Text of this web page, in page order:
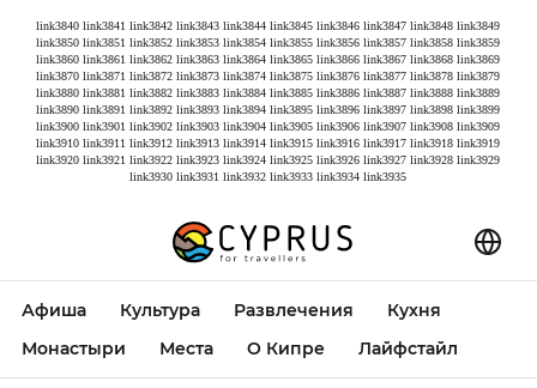
link3840 link3841 link3842 link3843 link3844 link3845 link3846 link3847 link3848 link3849
link3850 link3851 link3852 link3853 link3854 link3855 link3856 link3857 link3858 link3859
link3860 link3861 link3862 link3863 link3864 link3865 link3866 link3867 link3868 link3869
link3870 link3871 link3872 link3873 link3874 link3875 link3876 link3877 link3878 link3879
link3880 link3881 link3882 link3883 link3884 link3885 link3886 link3887 link3888 link3889
link3890 link3891 link3892 link3893 link3894 link3895 link3896 link3897 link3898 link3899
link3900 link3901 link3902 link3903 link3904 link3905 link3906 link3907 link3908 link3909
link3910 link3911 link3912 link3913 link3914 link3915 link3916 link3917 link3918 link3919
link3920 link3921 link3922 link3923 link3924 link3925 link3926 link3927 link3928 link3929
link3930 link3931 link3932 link3933 link3934 link3935
Афиша Культура Развлечения
Кухня
Монастыри
Места О Кипре Лайфстайл